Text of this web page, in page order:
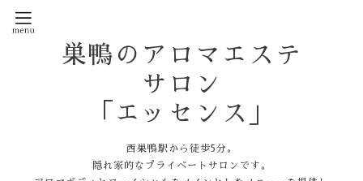
巣鴨のアロマエステ
サロン
「エッセンス」
西巣鴨駅から徒歩5分。
隠れ家的なプライベートサロンです。